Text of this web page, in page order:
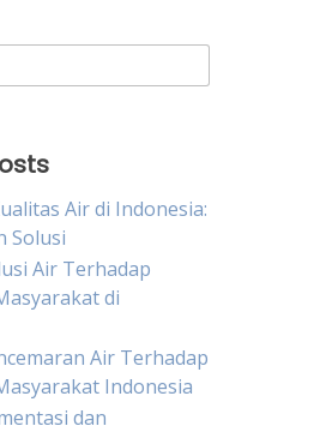
Air di Indonesia:
Solusi
Air Terhadap
di
Air Terhadap
Indonesia
dan